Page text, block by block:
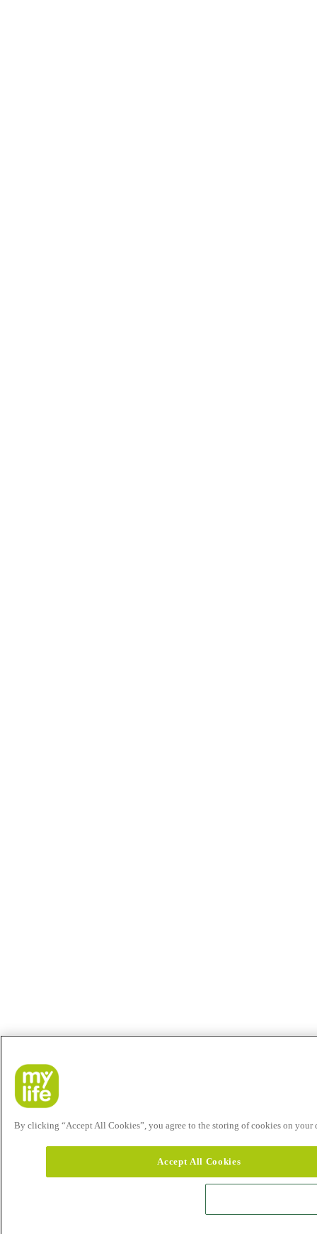
By clicking “Accept All Cookies”, you agree to the storing of cookies on your
Accept All Cookies